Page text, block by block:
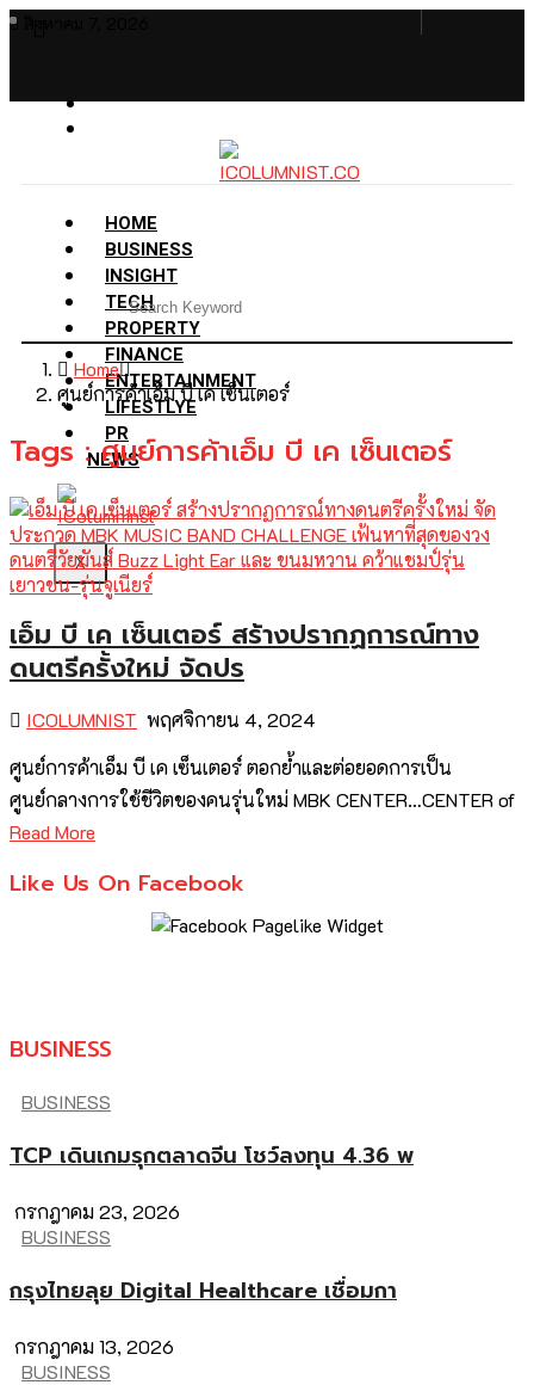
HOME
BUSINESS
INSIGHT
TECH
PROPERTY
FINANCE
ENTERTAINMENT
LIFESTLYE
PR
NEWS
X
Home
ศูนย์การค้าเอ็ม บี เค เซ็นเตอร์
Tags : ศูนย์การค้าเอ็ม บี เค เซ็นเตอร์
เอ็ม บี เค เซ็นเตอร์ สร้างปรากฏการณ์ทาง
ดนตรีครั้งใหม่ จัดปร
ICOLUMNIST พฤศจิกายน 4, 2024
ศูนย์การค้าเอ็ม บี เค เซ็นเตอร์ ตอกย้ำและต่อยอดการเป็น
ศูนย์กลางการใช้ชีวิตของคนรุ่นใหม่ MBK CENTER…CENTER of
Read More
Like Us On Facebook
BUSINESS
BUSINESS
TCP เดินเกมรุกตลาดจีน โชว์ลงทุน 4.36 พ
กรกฎาคม 23, 2026
BUSINESS
กรุงไทยลุย Digital Healthcare เชื่อมกา
กรกฎาคม 13, 2026
BUSINESS